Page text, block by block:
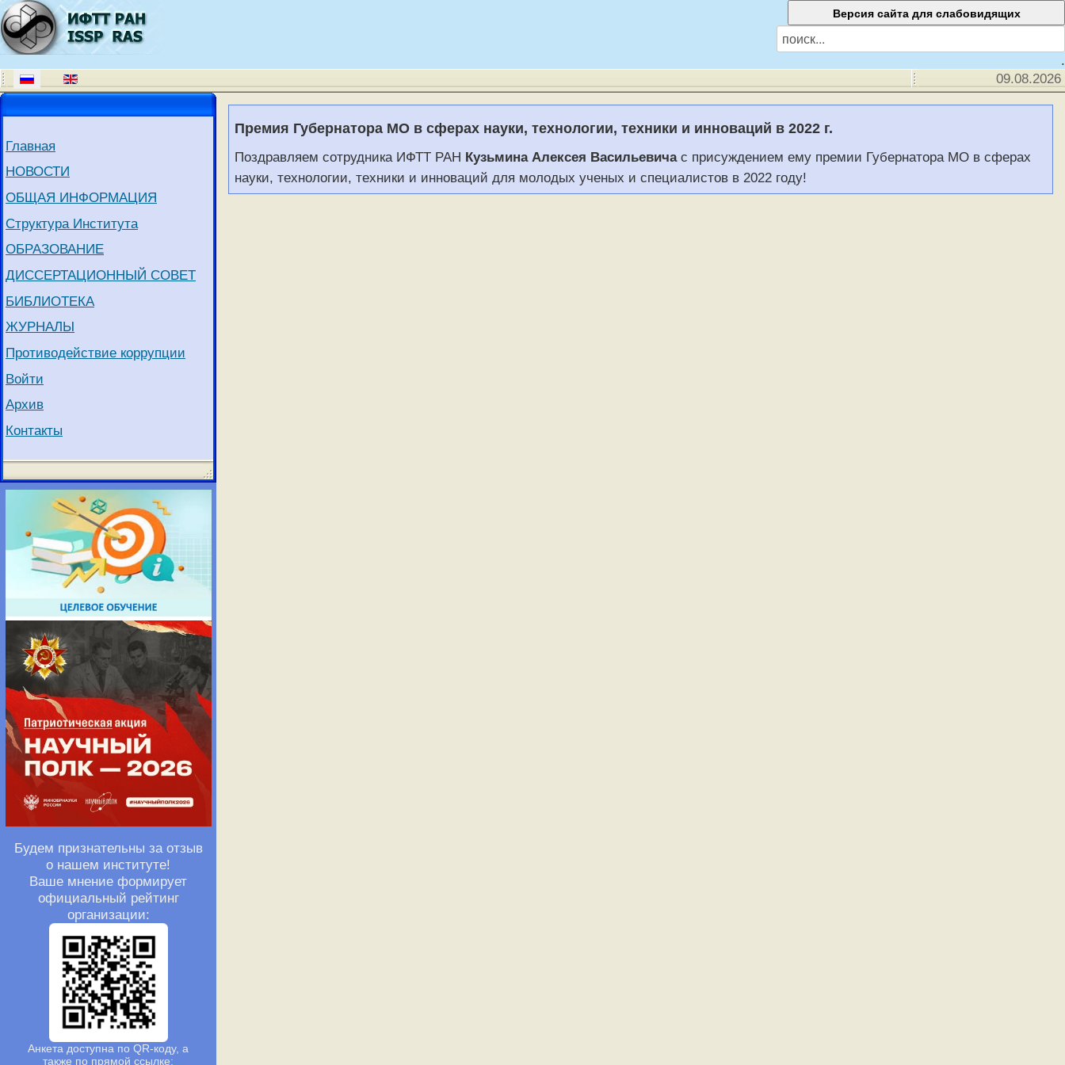
.
09.08.2026
Главная
НОВОСТИ
ОБЩАЯ ИНФОРМАЦИЯ
Структура Института
ОБРАЗОВАНИЕ
ДИССЕРТАЦИОННЫЙ СОВЕТ
БИБЛИОТЕКА
ЖУРНАЛЫ
Противодействие коррупции
Войти
Архив
Контакты
Будем признательны за отзыв
о нашем институте!
Ваше мнение формирует
официальный рейтинг
организации:
Анкета доступна по QR-коду, а
также по прямой ссылке:
Премия Губернатора МО в сферах науки, технологии, техники и инноваций в 2022 г.
Поздравляем сотрудника ИФТТ РАН Кузьмина Алексея Васильевичас присуждением ему премии Губернатора МО в сферах
науки, технологии, техники и инноваций для молодых ученых и специалистов в 2022 году!